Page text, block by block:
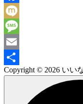
Facebook
Mixi
Message
Email
共
Copyright © 2026 いい